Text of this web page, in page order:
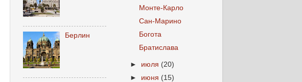
Берлин
Монте-Карло
Сан-Марино
Богота
Братислава
► июля (20)
► июня (15)